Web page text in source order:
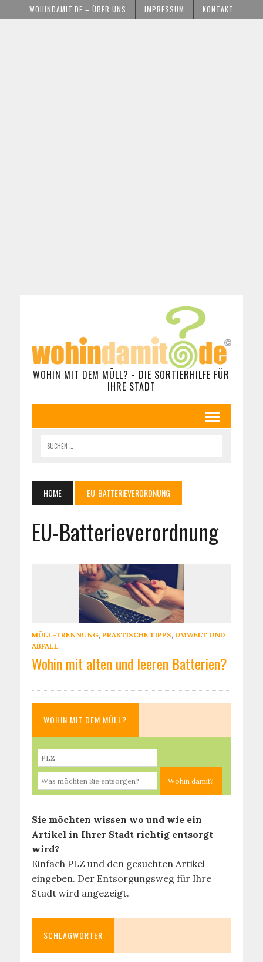
WOHINDAMIT.DE – ÜBER UNS IMPRESSUM KONTAKT
WOHIN MIT DEM MÜLL? - DIE SORTIERHILFE FÜR
IHRE STADT
HOME EU-BATTERIEVERORDNUNG
EU-Batterieverordnung
MÜLL-TRENNUNG, PRAKTISCHE TIPPS, UMWELT UND
ABFALL
Wohin mit alten und leeren Batterien?
WOHIN MIT DEM MÜLL?
Sie möchten wissen wo und wie ein
Artikel in Ihrer Stadt richtig entsorgt
wird?
Einfach PLZ und den gesuchten Artikel
eingeben. Der Entsorgungsweg für Ihre
Stadt wird angezeigt.
SCHLAGWÖRTER